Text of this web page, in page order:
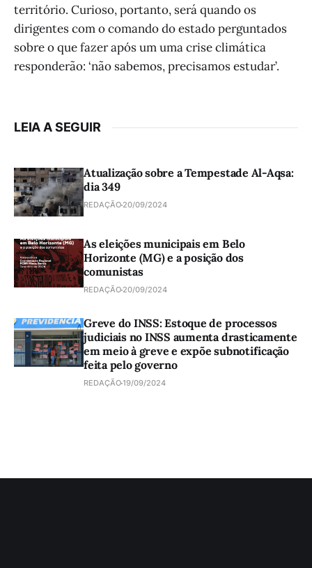
território. Curioso, portanto, será quando os
dirigentes com o comando do estado perguntados
sobre o que fazer após um uma crise climática
responderão: ‘não sabemos, precisamos estudar’.
LEIA A SEGUIR
Atualização sobre a Tempestade Al-Aqsa:
dia 349
REDAÇÃO 20/09/2024
As eleições municipais em Belo
Horizonte (MG) e a posição dos
comunistas
REDAÇÃO 20/09/2024
Greve do INSS: Estoque de processos
judiciais no INSS aumenta drasticamente
em meio à greve e expõe subnotificação
feita pelo governo
REDAÇÃO19/09/2024